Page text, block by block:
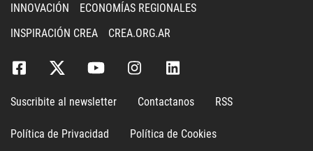
INNOVACIÓN
ECONOMÍAS REGIONALES
INSPIRACIÓN CREA
CREA.ORG.AR
Suscribite al newsletter Contactanos RSS
Política de Privacidad Política de Cookies